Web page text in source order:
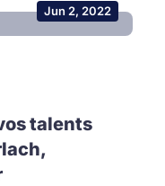
Jun 2, 2022
talents